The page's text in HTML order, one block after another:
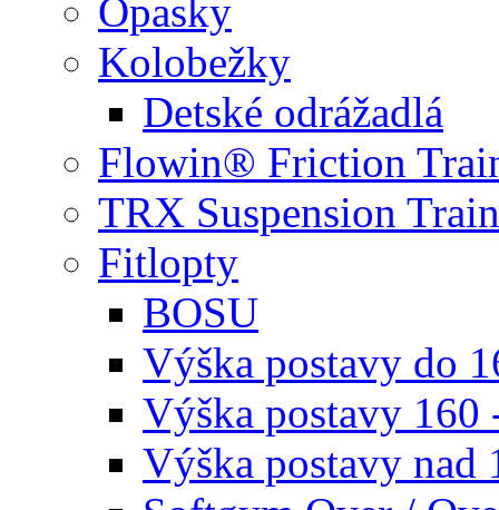
Opasky
Kolobežky
Detské odrážadlá
Flowin® Friction
TRX Suspension
Fitlopty
BOSU
Výška postavy do
Výška postavy 160
Výška postavy nad